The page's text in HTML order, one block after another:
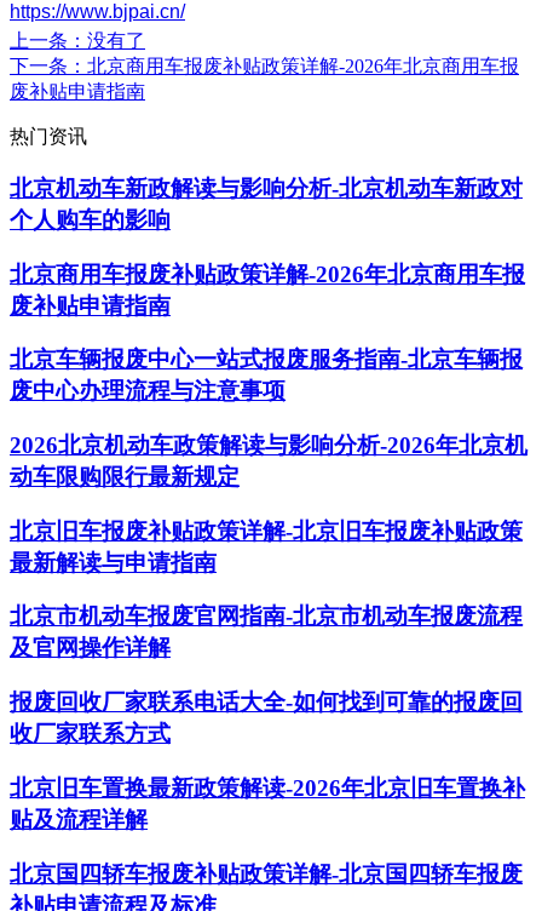
https://www.bjpai.cn/
上一条 ：没有了
下一条 ：北京商用车报废补贴政策详解-2026年北京商用车报
废补贴申请指南
热门资讯
北京机动车新政解读与影响分析-北京机动车新政对
个人购车的影响
北京商用车报废补贴政策详解-2026年北京商用车报
废补贴申请指南
北京车辆报废中心一站式报废服务指南-北京车辆报
废中心办理流程与注意事项
2026北京机动车政策解读与影响分析-2026年北京机
动车限购限行最新规定
北京旧车报废补贴政策详解-北京旧车报废补贴政策
最新解读与申请指南
北京市机动车报废官网指南-北京市机动车报废流程
及官网操作详解
报废回收厂家联系电话大全-如何找到可靠的报废回
收厂家联系方式
北京旧车置换最新政策解读-2026年北京旧车置换补
贴及流程详解
北京国四轿车报废补贴政策详解-北京国四轿车报废
补贴申请流程及标准